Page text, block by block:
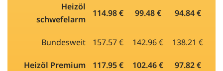
Heizöl
schwefelarm
114.98 € 99.48 € 94.84 €
Bundesweit 157.57 € 142.96 € 138.21 €
Heizöl Premium 117.95 € 102.46 € 97.82 €